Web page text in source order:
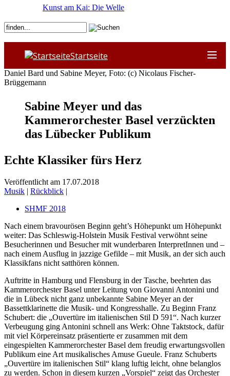
Startseite
Daniel Bard und Sabine Meyer, Foto: (c) Nicolaus Fischer-
Brüggemann
Sabine Meyer und das
Kammerorchester Basel verzückten
das Lübecker Publikum
Echte Klassiker fürs Herz
Veröffentlicht am 17.07.2018
Musik | Rückblick |
SHMF 2018
Nach einem bravourösen Beginn geht’s Höhepunkt um Höhepunkt
weiter: Das Schleswig-Holstein Musik Festival verwöhnt seine
Besucherinnen und Besucher mit wunderbaren InterpretInnen und –
nach einem Ausflug in jazzige Gefilde – mit Musik, an der sich auch
Klassikfans nicht satthören können.
Auftritte in Hamburg und Flensburg in der Tasche, beehrten das
Kammerorchester Basel unter Leitung von Giovanni Antonini und
die in Lübeck nicht ganz unbekannte Sabine Meyer an der
Bassettklarinette die Musik- und Kongresshalle. Zu Beginn Franz
Schubert: die „Ouvertüre im italienischen Stil D 591“. Nach kurzer
Verbeugung ging Antonini schnell ans Werk: Ohne Taktstock, dafür
mit viel Körpereinsatz präsentierte er zusammen mit dem
eingespielten Kammerorchester Basel dem freudig erwartungsvollen
Publikum eine Art musikalisches Amuse Gueule. Franz Schuberts
„Ouvertüre im italienischen Stil“ klang luftig leicht, ohne belanglos
zu werden. Schon in diesem kurzen „Vorspiel“ zeigt das Orchester
Kunst am Kai: Die Welle